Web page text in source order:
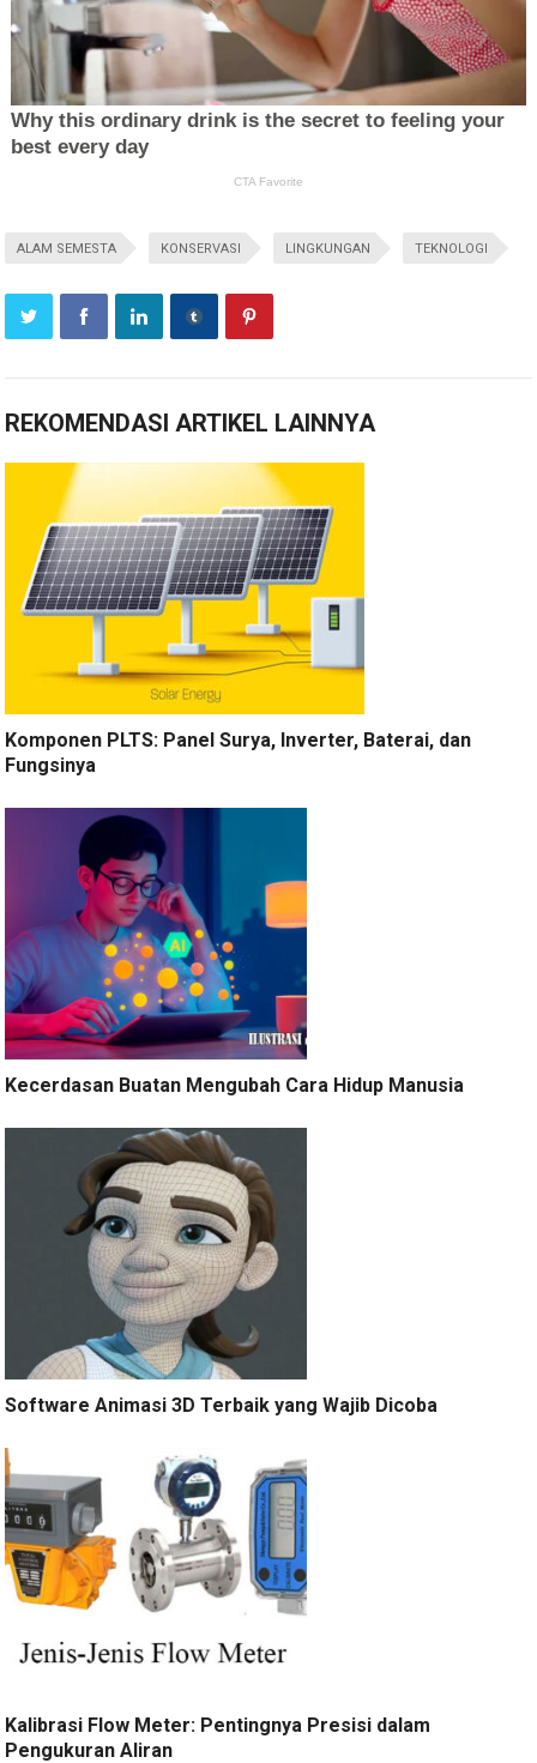
ALAM SEMESTA KONSERVASI LINGKUNGAN TEKNOLOGI
REKOMENDASI ARTIKEL LAINNYA
Komponen PLTS: Panel Surya, Inverter, Baterai, dan
Fungsinya
Kecerdasan Buatan Mengubah Cara Hidup Manusia
Software Animasi 3D Terbaik yang Wajib Dicoba
Kalibrasi Flow Meter: Pentingnya Presisi dalam
Pengukuran Aliran